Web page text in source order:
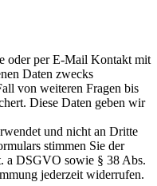
oder per E-Mail Kontakt mit
Daten zwecks
von weiteren Fragen bis
Diese Daten geben wir
und nicht an Dritte
stimmen Sie der
a DSGVO sowie § 38 Abs.
jederzeit widerrufen.